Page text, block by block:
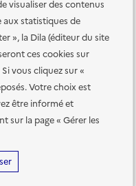
visualiser des contenus
statistiques de
», la Dila (éditeur du site
ces cookies sur
vous cliquez sur «
Votre choix est
être informé et
sur la page « Gérer les
Accessibilité des
personnelles et sécurité
des cookies
ce site sont sous